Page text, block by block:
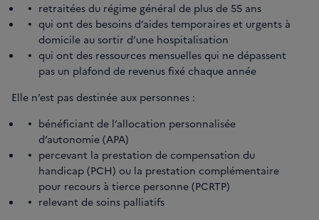
retraitées du régime général de plus de 55 ans
qui ont des besoins d’aides temporaires et urgents à
domicile au sortir d’une hospitalisation
qui ont des ressources mensuelles qui ne dépassent
pas un plafond de revenus fixé chaque année
Elle n’est pas destinée aux personnes :
bénéficiant de l’allocation personnalisée
d’autonomie (APA)
percevant la prestation de compensation du
handicap (PCH) ou la prestation complémentaire
pour recours à tierce personne (PCRTP)
relevant de soins palliatifs